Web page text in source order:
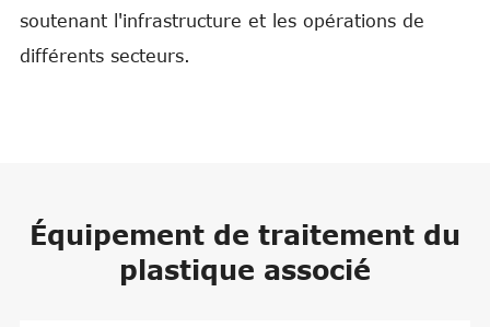
soutenant l'infrastructure et les opérations de
différents secteurs.
Équipement de traitement du
plastique associé